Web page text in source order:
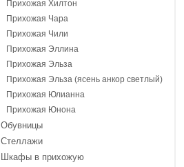
Прихожая Хилтон
Прихожая Чара
Прихожая Чили
Прихожая Эллина
Прихожая Эльза
Прихожая Эльза (ясень анкор светлый)
Прихожая Юлианна
Прихожая Юнона
Обувницы
Стеллажи
Шкафы в прихожую